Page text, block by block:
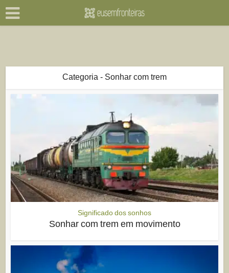
Categoria - Sonhar com trem
Significado dos sonhos
Sonhar com trem em movimento